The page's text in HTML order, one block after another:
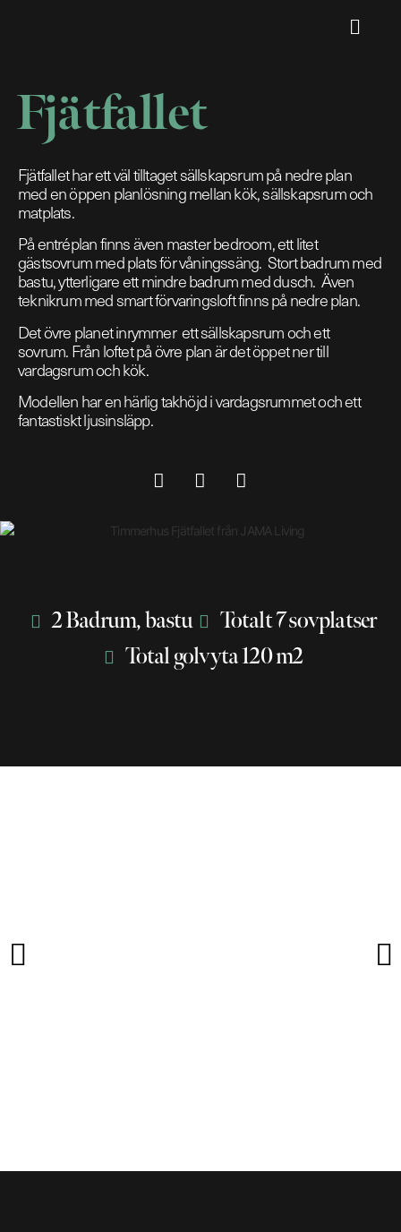
Fjätfallet
Fjätfallet har ett väl tilltaget sällskapsrum på nedre plan
med en öppen planlösning mellan kök, sällskapsrum och
matplats.
På entréplan finns även master bedroom, ett litet
gästsovrum med plats för våningssäng. Stort badrum med
bastu, ytterligare ett mindre badrum med dusch. Även
teknikrum med smart förvaringsloft finns på nedre plan.
Det övre planet inrymmer ett sällskapsrum och ett
sovrum. Från loftet på övre plan är det öppet ner till
vardagsrum och kök.
Modellen har en härlig takhöjd i vardagsrummet och ett
fantastiskt ljusinsläpp.
2 Badrum, bastu
Totalt 7 sovplatser
Total golvyta 120 m2